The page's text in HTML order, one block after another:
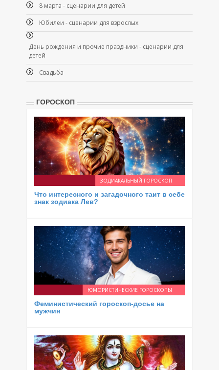
8 марта - сценарии для детей
Юбилеи - сценарии для взрослых
День рождения и прочие праздники - сценарии для
детей
Свадьба
ГОРОСКОП
ЗОДИАКАЛЬНЫЙ ГОРОСКОП
Что интересного и загадочного таит в себе
знак зодиака Лев?
ЮМОРИСТИЧЕСКИЕ ГОРОСКОПЫ
Феминистический гороскоп-досье на
мужчин